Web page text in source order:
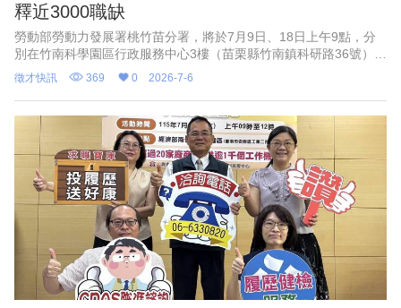
釋近3000職缺
勞動部勞動力發展署桃竹苗分署，將於7月9日、18日上午9點，分
別在竹南科學園區行政服務中心3樓（苗栗縣竹南鎮科研路36號）、
苑裡鎮新復里活動中心（苗栗縣苑裡鎮新復里6鄰70-1號）辦理現場
徵才活動，共
徵才快訊 369 0 2026-7-6